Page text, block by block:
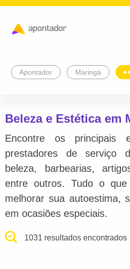
Apontador Maringá
Beleza e Estética em
Encontre os principais
prestadores de serviço
beleza, barbearias,
entre outros. Tudo o
melhorar sua autoestima,
em ocasiões especiais.
1031 resultados encontrados